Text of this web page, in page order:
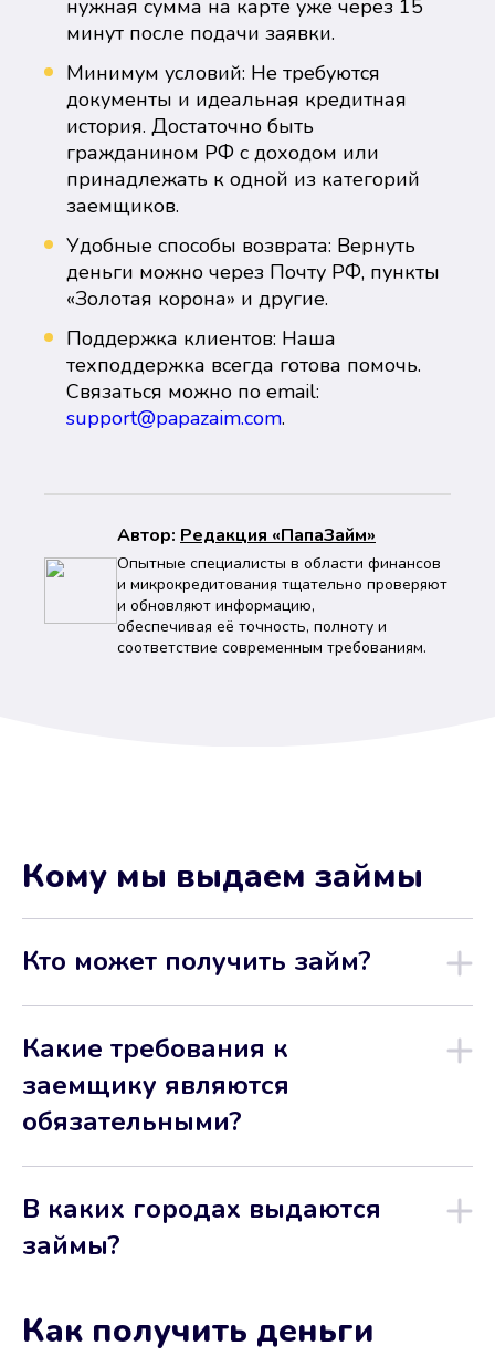
нужная сумма на карте уже через 15
минут после подачи заявки.
Минимум условий: Не требуются
документы и идеальная кредитная
история. Достаточно быть
гражданином РФ с доходом или
принадлежать к одной из категорий
заемщиков.
Удобные способы возврата: Вернуть
деньги можно через Почту РФ, пункты
«Золотая корона» и другие.
Поддержка клиентов: Наша
техподдержка всегда готова помочь.
Связаться можно по email:
support@papazaim.com.
Автор: Peдaкция «ПапаЗайм»
Опытные специалисты в области финансов
и микрокредитования тщательно проверяют
и обновляют информацию,
обеспечивая её точность, полноту и
соответствие современным требованиям.
Кому мы выдаем займы
Кто может получить займ?
Какие требования к
заемщику являются
обязательными?
В каких городах выдаются
займы?
Как получить деньги